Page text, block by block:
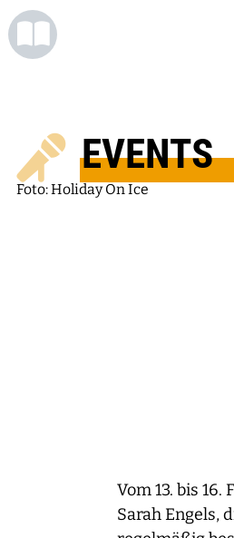
Foto: Holiday On Ice
EVENTS
Vom 13. bis
Sarah Engels,